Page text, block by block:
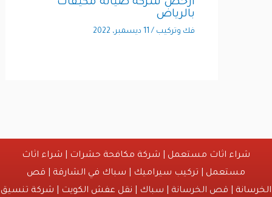
بالرياض
فك وتركيب/11 ديسمبر، 2022
شراء اثاث مستعمل|شركة مكافحة حشرات|شراء اثاث
مستعمل|تركيب سيراميك|سباك في الشارقة|قص
| قص الخرسانة | سباك |نقل عفش الكويت|شركة تنسيق